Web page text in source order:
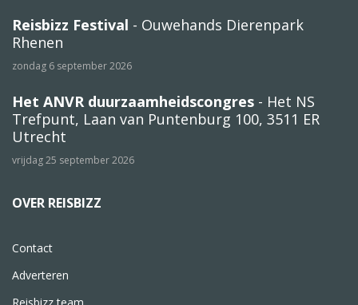
Reisbizz Festival - Ouwehands Dierenpark
Rhenen
zondag 6 september 2026
Het ANVR duurzaamheidscongres - Het NS
Trefpunt, Laan van Puntenburg 100, 3511 ER
Utrecht
vrijdag 25 september 2026
OVER REISBIZZ
Contact
Adverteren